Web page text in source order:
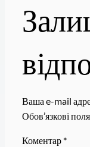
Ваша e-mail
Обов’язкові
Коментар *